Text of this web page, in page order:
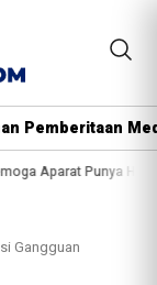
Pemberitaan
Massa Reuni 212
Gangguan